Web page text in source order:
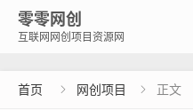
零零网创
互联网网创项目资源网
首页  网创项目  正文